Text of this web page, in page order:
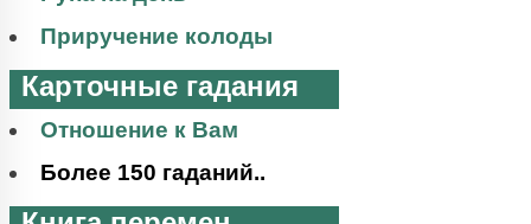
Приручение колоды
Карточные гадания
Отношение к Вам
Более 150 гаданий..